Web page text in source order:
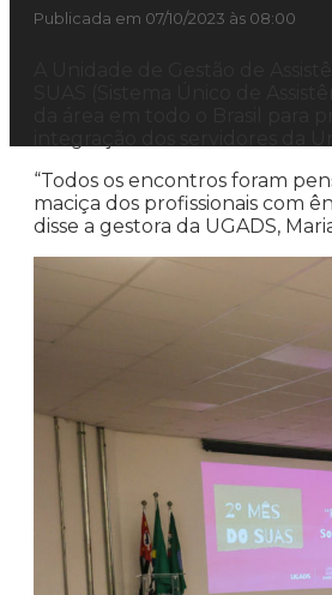
Publicada em 07/10/2023 às 08:00
“Todos os encontros foram
maciça dos profissionais com
disse a gestora da UGADS,